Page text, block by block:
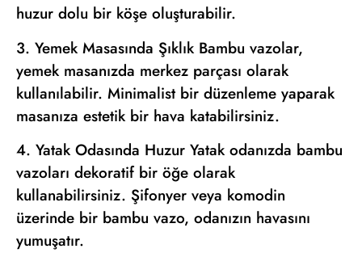
huzur dolu bir köşe oluşturabilir.
3. Yemek Masasında Şıklık Bambu vazolar,
yemek masanızda merkez parçası olarak
kullanılabilir. Minimalist bir düzenleme yaparak
masanıza estetik bir hava katabilirsiniz.
4. Yatak Odasında Huzur Yatak odanızda bambu
vazoları dekoratif bir öğe olarak
kullanabilirsiniz. Şifonyer veya komodin
üzerinde bir bambu vazo, odanızın havasını
yumuşatır.